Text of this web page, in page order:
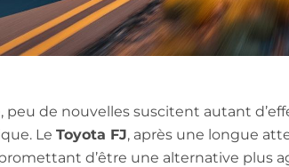
peu de nouvelles suscitent autant
Le Toyota FJ, après une longue
d’être une alternative plus